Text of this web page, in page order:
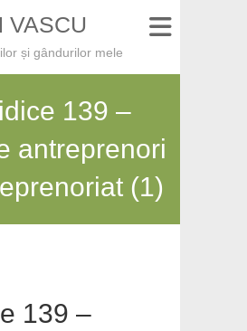
VASCU
și gândurilor mele
139 –
antreprenori
(1)
139 –